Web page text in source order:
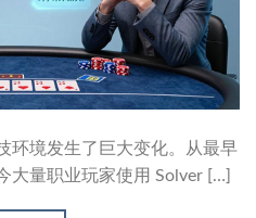
环境发生了巨大变化。从最早
大量职业玩家使用 Solver […]